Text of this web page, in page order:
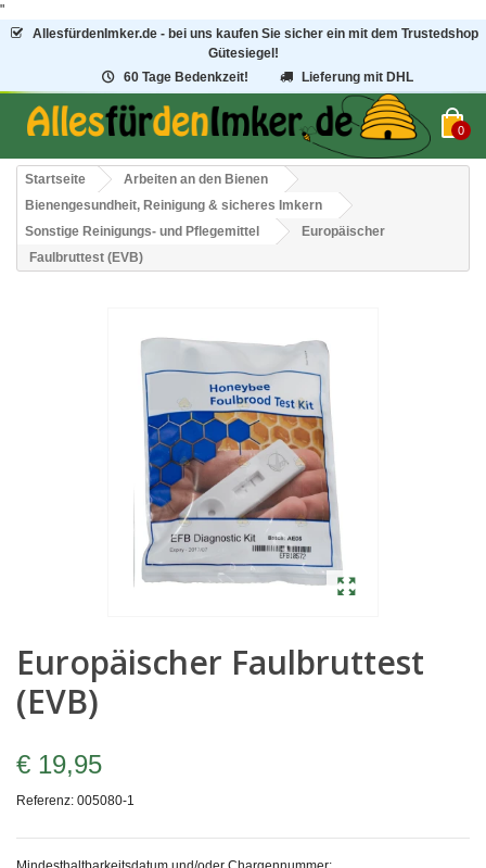
"
AllesfürdenImker.de - bei uns kaufen Sie sicher ein mit dem Trustedshop
Gütesiegel!
60 Tage Bedenkzeit!
Lieferung mit DHL
0
Startseite
Arbeiten an den Bienen
Bienengesundheit, Reinigung & sicheres Imkern
Sonstige Reinigungs- und Pflegemittel
Europäischer
Faulbruttest (EVB)
Europäischer Faulbruttest
(EVB)
€ 19,95
Referenz: 005080-1